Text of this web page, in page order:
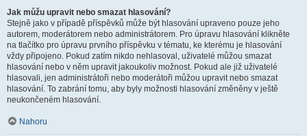
Jak můžu upravit nebo smazat hlasování?
Stejně jako v případě příspěvků může být hlasování upraveno pouze jeho
autorem, moderátorem nebo administrátorem. Pro úpravu hlasování klikněte
na tlačítko pro úpravu prvního příspěvku v tématu, ke kterému je hlasování
vždy připojeno. Pokud zatím nikdo nehlasoval, uživatelé můžou smazat
hlasování nebo v něm upravit jakoukoliv možnost. Pokud ale již uživatelé
hlasovali, jen administrátoři nebo moderátoři můžou upravit nebo smazat
hlasování. To zabrání tomu, aby byly možnosti hlasování změněny v ještě
neukončeném hlasování.
Nahoru